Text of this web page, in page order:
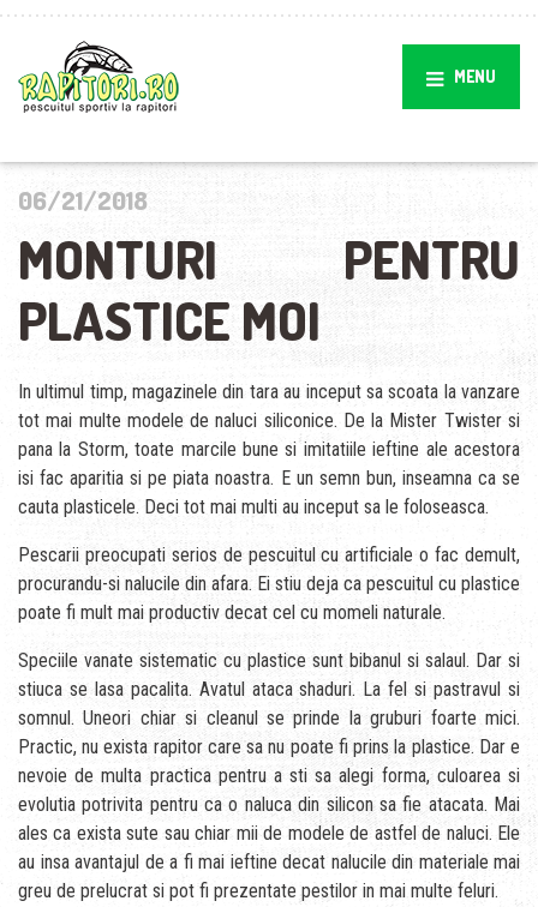
MENU
06/21/2018
MONTURI PENTRU
PLASTICE MOI
In ultimul timp, magazinele din tara au inceput sa scoata la vanzare
tot mai multe modele de naluci siliconice. De la Mister Twister si
pana la Storm, toate marcile bune si imitatiile ieftine ale acestora
isi fac aparitia si pe piata noastra. E un semn bun, inseamna ca se
cauta plasticele. Deci tot mai multi au inceput sa le foloseasca.
Pescarii preocupati serios de pescuitul cu artificiale o fac demult,
procurandu-si nalucile din afara. Ei stiu deja ca pescuitul cu plastice
poate fi mult mai productiv decat cel cu momeli naturale.
Speciile vanate sistematic cu plastice sunt bibanul si salaul. Dar si
stiuca se lasa pacalita. Avatul ataca shaduri. La fel si pastravul si
somnul. Uneori chiar si cleanul se prinde la gruburi foarte mici.
Practic, nu exista rapitor care sa nu poate fi prins la plastice. Dar e
nevoie de multa practica pentru a sti sa alegi forma, culoarea si
evolutia potrivita pentru ca o naluca din silicon sa fie atacata. Mai
ales ca exista sute sau chiar mii de modele de astfel de naluci. Ele
au insa avantajul de a fi mai ieftine decat nalucile din materiale mai
greu de prelucrat si pot fi prezentate pestilor in mai multe feluri.